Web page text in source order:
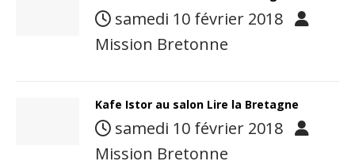
samedi 10 février 2018
Mission Bretonne
Kafe Istor au salon Lire la Bretagne
samedi 10 février 2018
Mission Bretonne